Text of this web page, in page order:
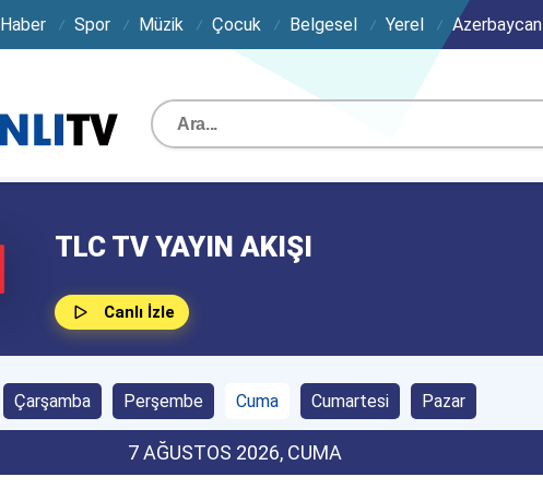
Haber Spor Müzik Çocuk Belgesel Yerel Azerbaycan
TLC TV YAYIN AKIŞI
Canlı İzle
Çarşamba Perşembe Cuma Cumartesi Pazar
7 AĞUSTOS 2026, CUMA